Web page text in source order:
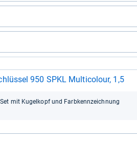
950 SPKL Mul­ti­co­lour, 1,5
mit Kugel­kopf und Farb­kenn­zeich­nung